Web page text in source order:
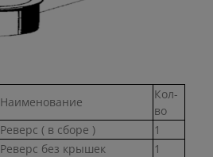
Наименование
Кол-
во
Реверс ( в сборе )
1
Реверс без крышек
1